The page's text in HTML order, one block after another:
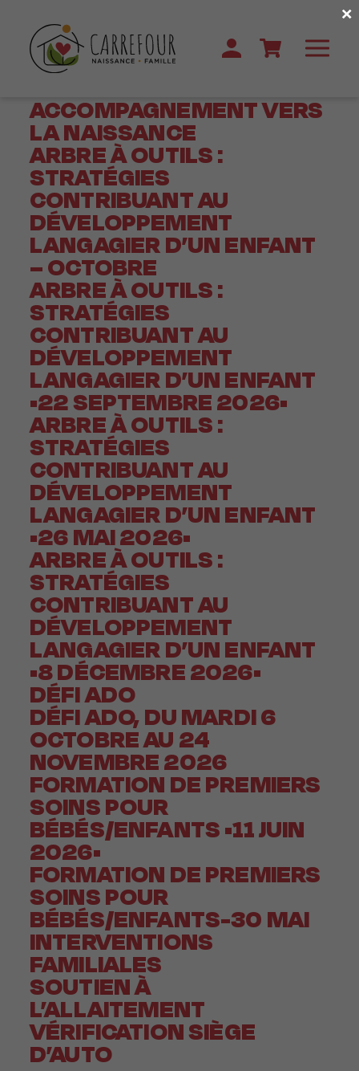
ACCOMPAGNEMENT VERS
LA NAISSANCE
ARBRE À OUTILS :
STRATÉGIES
CONTRIBUANT AU
DÉVELOPPEMENT
LANGAGIER D’UN ENFANT
– OCTOBRE
ARBRE À OUTILS :
STRATÉGIES
CONTRIBUANT AU
DÉVELOPPEMENT
LANGAGIER D’UN ENFANT
•22 SEPTEMBRE 2026•
ARBRE À OUTILS :
STRATÉGIES
CONTRIBUANT AU
DÉVELOPPEMENT
LANGAGIER D’UN ENFANT
•26 MAI 2026•
ARBRE À OUTILS :
STRATÉGIES
CONTRIBUANT AU
DÉVELOPPEMENT
LANGAGIER D’UN ENFANT
•8 DÉCEMBRE 2026•
DÉFI ADO
DÉFI ADO, DU MARDI 6
OCTOBRE AU 24
NOVEMBRE 2026
FORMATION DE PREMIERS
SOINS POUR
BÉBÉS/ENFANTS •11 JUIN
2026•
FORMATION DE PREMIERS
SOINS POUR
BÉBÉS/ENFANTS-30 MAI
INTERVENTIONS
FAMILIALES
SOUTIEN À
L’ALLAITEMENT
VÉRIFICATION SIÈGE
D’AUTO
×